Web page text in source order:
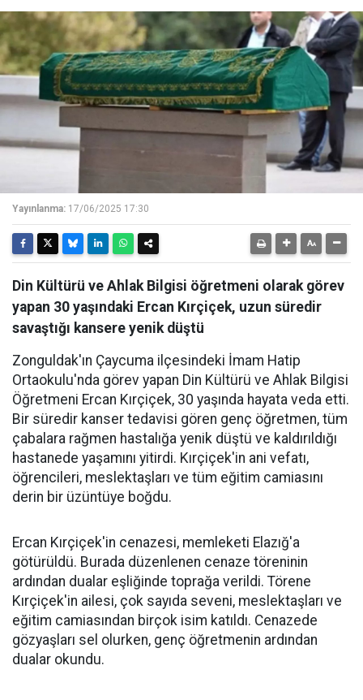
Yayınlanma: 17/06/2025 17:30
Din Kültürü ve Ahlak Bilgisi öğretmeni olarak görev
yapan 30 yaşındaki Ercan Kırçiçek, uzun süredir
savaştığı kansere yenik düştü
Zonguldak'ın Çaycuma ilçesindeki İmam Hatip
Ortaokulu'nda görev yapan Din Kültürü ve Ahlak Bilgisi
Öğretmeni Ercan Kırçiçek, 30 yaşında hayata veda etti.
Bir süredir kanser tedavisi gören genç öğretmen, tüm
çabalara rağmen hastalığa yenik düştü ve kaldırıldığı
hastanede yaşamını yitirdi. Kırçiçek'in ani vefatı,
öğrencileri, meslektaşları ve tüm eğitim camiasını
derin bir üzüntüye boğdu.
Ercan Kırçiçek'in cenazesi, memleketi Elazığ'a
götürüldü. Burada düzenlenen cenaze töreninin
ardından dualar eşliğinde toprağa verildi. Törene
Kırçiçek'in ailesi, çok sayıda seveni, meslektaşları ve
eğitim camiasından birçok isim katıldı. Cenazede
gözyaşları sel olurken, genç öğretmenin ardından
dualar okundu.